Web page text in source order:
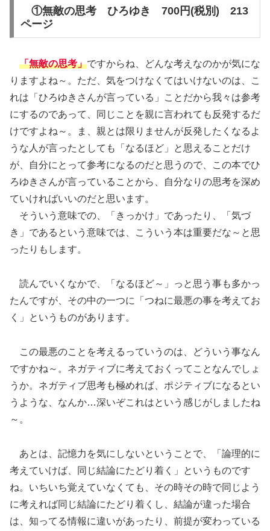
①無敵の思考 ひろゆき 700円(税別) 213
ページ
「無敵の思考」ですからね、どんな考えなのかが気にな
りますよね～。ただ、気をつけなくてはいけないのは、こ
れは「ひろゆきさんが言っている」ことだから我々は参考
にするのであって、同じことを親に言われても反発するだ
けですよね～。ま、親とは限りませんが反発したくなるよ
うな人が言ったとしても「なるほど」と思えることだけ
が、自分にとって参考になるのだと思うので、この本でひ
ろゆきさんが言っていることから、自分なりの思考を深め
ていければいいのだと思います。
そういう意味での、「きっかけ」であったり、「気づ
き」であるという意味では、こういう本は重要だな～と思
ったりもします。
読んでいくなかで、「なるほど～」っと思う事も多かっ
たんですが、その中の一つに「つねに最悪の事を考えてお
く」というものがあります。
この最悪のことを考えるっていうのは、どういう事なん
ですかね～。ネガティブに考えておくってことなんでしょ
うか。ネガティブ思考も極めれば、ポジティブになるとい
うような、なんか…深いぞこれはという感じがしましたね
～。
あとは、記憶力を気にしないということで、「論理的に
考えていけば、同じ結論にたどり着く」というものです
ね。いちいち覚えていなくても、その時その時で同じよう
に考えれば同じ結論にたどり着くし、結論が違った場合
は、知ってる情報に違いがあったり、前提が変わっている